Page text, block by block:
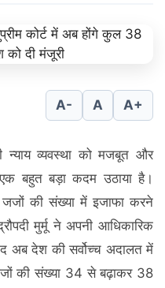
A- A A+
व्यवस्था को मजबूत और
बहुत बड़ा कदम उठाया है।
की संख्या में इजाफा करने
मुर्मू ने अपनी आधिकारिक
अब देश की सर्वोच्च अदालत में
की संख्या 34 से बढ़ाकर 38